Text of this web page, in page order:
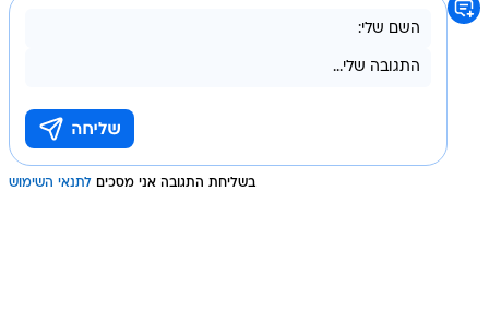
בשליחת התגובה אני מסכים לתנאי השימוש